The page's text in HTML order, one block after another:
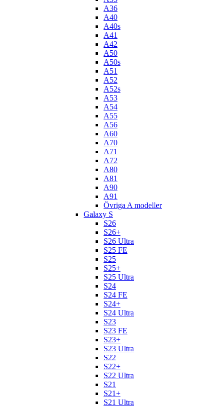
A36
A40
A40s
A41
A42
A50
A50s
A51
A52
A52s
A53
A54
A55
A56
A60
A70
A71
A72
A80
A81
A90
A91
Övriga A modeller
Galaxy S
S26
S26+
S26 Ultra
S25 FE
S25
S25+
S25 Ultra
S24
S24 FE
S24+
S24 Ultra
S23
S23 FE
S23+
S23 Ultra
S22
S22+
S22 Ultra
S21
S21+
S21 Ultra